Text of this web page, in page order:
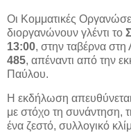
Οι Κομματικές
διοργανώνουν γλέντι το
13:00, στην ταβέρνα στη
485, απέναντι από την
Παύλου.
Η εκδήλωση
με στόχο τη συνάντηση,
ένα ζεστό, συλλογικό